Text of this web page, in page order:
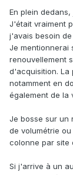
En plein
J'était vraiment
j'avais besoin
Je mentionnerai
renouvellement
d'acquisition. La
notamment en
également de la
Je bosse sur un
de volumétrie
colonne par site
Si j'arrive à un